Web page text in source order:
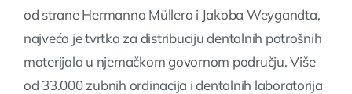
od strane Hermanna Müllera i Jakoba Weygandta,
najveća je tvrtka za distribuciju dentalnih potrošnih
materijala u njemačkom govornom području. Više
od 33.000 zubnih ordinacija i dentalnih laboratorija